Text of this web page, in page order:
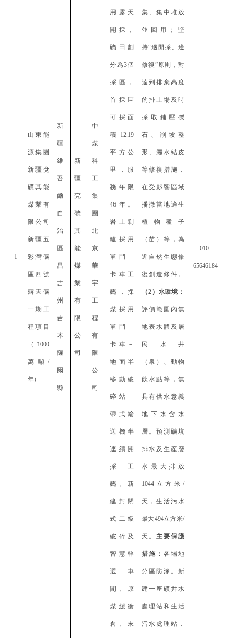
1
山東能
源集團
新疆兗
礦其能
煤業有
限公司
新疆五
彩灣礦
區四號
露天礦
一期工
程項目
（ 1000
萬噸/
年）
新
疆
維
吾
爾
自
治
區
昌
吉
州
吉
木
薩
爾
縣
新
疆
兗
礦
其
能
煤
業
有
限
公
司
中
煤
科
工
集
團
北
京
華
宇
工
程
有
限
公
司
用露天
開採，
礦田劃
分為3個
採區，
首採區
可採面
積12.19
平方公
里，服
務年限
46年。
岩土剝
離採用
單鬥－
卡車工
藝，採
煤採用
單鬥－
卡車－
地面半
移動破
碎站－
帶式輸
送機半
連續開
採工
藝。新
建封閉
式二級
破碎及
智慧幹
選車
間、原
煤緩衝
倉、末
集、集中堆放
並回用；堅
持“邊開採、邊
修復”原則，對
達到排棄高度
的排土場及時
採取鋪壓礫
石、削坡整
形、灑水結皮
等修復措施，
在受影響區域
播撒當地適生
植物種子
（苗）等，為
近自然生態修
復創造條件。
（2）水環境：
評價範圍內無
地表水體及居
民水井
（泉）、動物
飲水點等，無
具有供水意義
地下水含水
層。預測礦坑
排水及生産廢
水最大排放
1044立方米/
天，生活污水
最大494立方米/
天。主要保護
措施： 各場地
分區防滲。新
建一座礦井水
處理站和生活
污水處理站，
010-
65646184